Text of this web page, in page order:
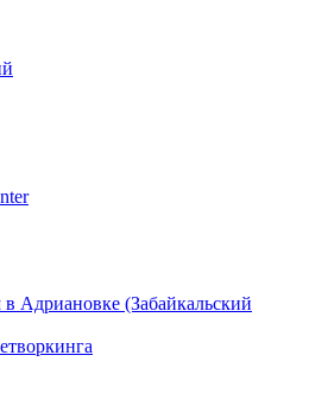
Адриановке (Забайкальский